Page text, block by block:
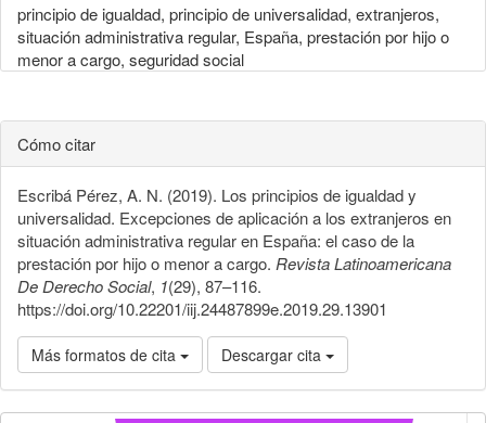
principio de igualdad, principio de universalidad, extranjeros,
situación administrativa regular, España, prestación por hijo o
menor a cargo, seguridad social
Cómo citar
Escribá Pérez, A. N. (2019). Los principios de igualdad y
universalidad. Excepciones de aplicación a los extranjeros en
situación administrativa regular en España: el caso de la
prestación por hijo o menor a cargo. Revista Latinoamericana
De Derecho Social, 1(29), 87–116.
https://doi.org/10.22201/iij.24487899e.2019.29.13901
Más formatos de cita Descargar cita